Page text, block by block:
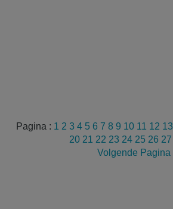
Pagina : 1 2 3 4 5 6 7 8 9 10 11 12 13
20 21 22 23 24 25 26 27
Volgende Pagina